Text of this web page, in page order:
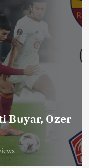
Buyar, Ozer